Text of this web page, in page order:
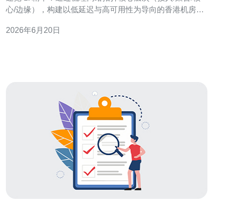
心/边缘），构建以低延迟与高可用性为导向的香港机房架
缘分发，实现跨境访问的最优连通性与带宽成本控制。 3.
2026年6月20日